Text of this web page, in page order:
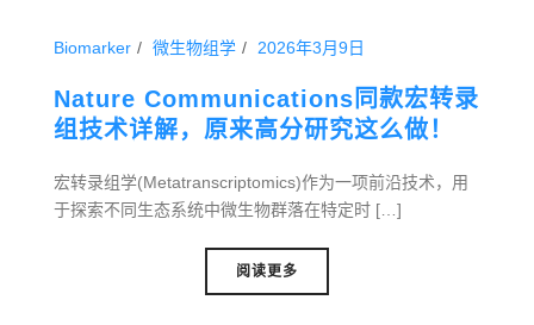
Biomarker 微生物组学 2026年3月9日
Nature Communications同款宏转录
组技术详解，原来高分研究这么做！
宏转录组学(Metatranscriptomics)作为一项前沿技术，用
于探索不同生态系统中微生物群落在特定时 […]
阅读更多